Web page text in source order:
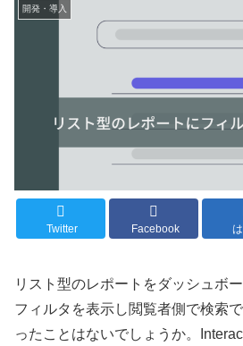
開発・導入
Twitter Facebook
リスト型のレポートをダッシュボ
フィルタを表示し閲覧者側で検索
ったことはないでしょうか。